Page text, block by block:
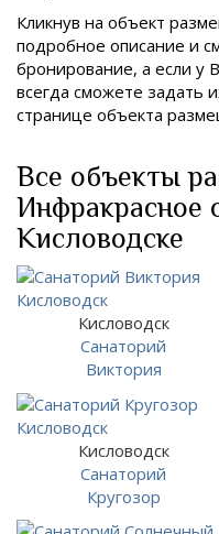
Кликнув на объект
подробное описание и
бронирование, а если у
всегда сможете задать
странице объекта
Все объекты
Инфракрасное
Кисловодске
Кисловодск
Санаторий
Виктория
Кисловодск
Санаторий
Кругозор